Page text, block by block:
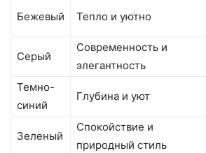
Бежевый Тепло и уютно
Серый
Современность и
элегантность
Темно-
синий
Глубина и уют
Зеленый
Спокойствие и
природный стиль